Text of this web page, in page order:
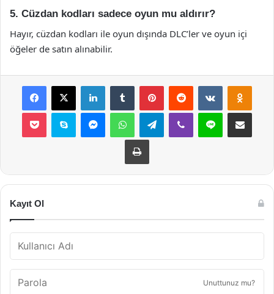
5. Cüzdan kodları sadece oyun mu aldırır?
Hayır, cüzdan kodları ile oyun dışında DLC’ler ve oyun içi
öğeler de satın alınabilir.
Facebook
X LinkedInTumblr PinterestReddit VKontakte
Pocket Skype MessengerWhatsAppTelegramViber Line E-Posta ile
Yazdır
Kayıt Ol
Unuttunuz mu?